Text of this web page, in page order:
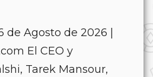
de Agosto de 2026 |
El CEO y
Tarek Mansour,